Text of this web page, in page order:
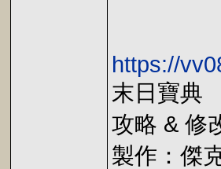
https://
末日寶典
攻略 & 修
製作：傑